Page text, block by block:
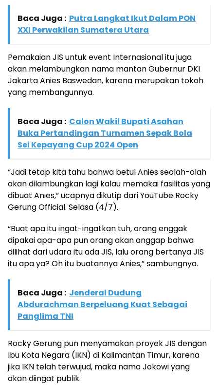
Baca Juga : Putra Langkat Ikut Dalam PON
XXI Perwakilan Sumatera Utara
Pemakaian JIS untuk event Internasional itu juga
akan melambungkan nama mantan Gubernur DKI
Jakarta Anies Baswedan, karena merupakan tokoh
yang membangunnya.
Baca Juga : Calon Wakil Bupati Asahan
Buka Pertandingan Turnamen Sepak Bola
Sei Kepayang Cup 2024 Open
“Jadi tetap kita tahu bahwa betul Anies seolah-olah
akan dilambungkan lagi kalau memakai fasilitas yang
dibuat Anies,” ucapnya dikutip dari YouTube Rocky
Gerung Official. Selasa (4/7).
“Buat apa itu ingat-ingatkan tuh, orang enggak
dipakai apa-apa pun orang akan anggap bahwa
dilihat dari udara itu ada JIS, lalu orang bertanya JIS
itu apa ya? Oh itu buatannya Anies,” sambungnya.
Baca Juga : Jenderal Dudung
Abdurachman Berpeluang Kuat Sebagai
Panglima TNI
Rocky Gerung pun menyamakan proyek JIS dengan
Ibu Kota Negara (IKN) di Kalimantan Timur, karena
jika IKN telah terwujud, maka nama Jokowi yang
akan diingat publik.